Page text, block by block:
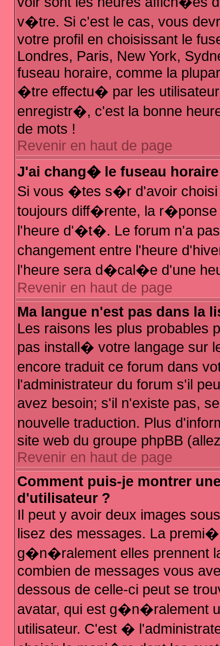
v�tre. Si c'est le cas, vous
votre profil en choisissant le
Londres, Paris, New York,
fuseau horaire, comme la
�tre effectu� par les
enregistr�, c'est la bonne
de mots !
Revenir en haut de page
J'ai chang� le fuseau
Si vous �tes s�r d'avoir choisi
toujours diff�rente, la
l'heure d'�t�. Le forum n'a
changement entre l'heure
l'heure sera d�cal�e d'une
Revenir en haut de page
Ma langue n'est pas dans la
Les raisons les plus probables
pas install� votre langage sur
encore traduit ce forum dans
l'administrateur du forum s'il
avez besoin; s'il n'existe pas,
nouvelle traduction. Plus
site web du groupe phpBB
Revenir en haut de page
Comment puis-je montrer
d'utilisateur ?
Il peut y avoir deux images
lisez des messages. La
g�n�ralement elles prennent
combien de messages vous
dessous de celle-ci peut se
avatar, qui est g�n�ralement
utilisateur. C'est �